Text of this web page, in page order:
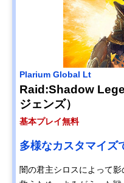
Plarium Global Lt
Raid:Shadow
ジェンズ）
基本プレイ無料
多様なカスタマイズ
闇の君主シロスによって